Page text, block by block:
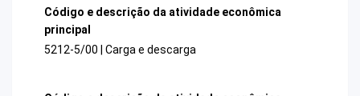
Código e descrição da atividade econômica
principal
5212-5/00 | Carga e descarga